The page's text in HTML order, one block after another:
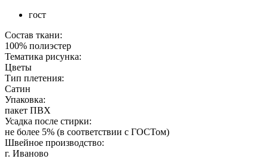
гост
Состав ткани:
100% полиэстер
Тематика рисунка:
Цветы
Тип плетения:
Сатин
Упаковка:
пакет ПВХ
Усадка после стирки:
не более 5% (в соответствии с ГОСТом)
Швейное производство:
г. Иваново